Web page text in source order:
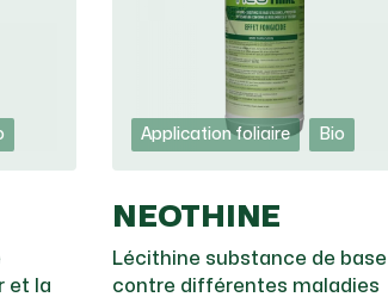
et la
Application foliaire Bio
NEOTHINE
Lécithine substance de base
contre différentes maladies